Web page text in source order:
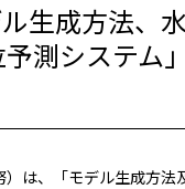
生成方法、
測システム
は、「モデル生成方法